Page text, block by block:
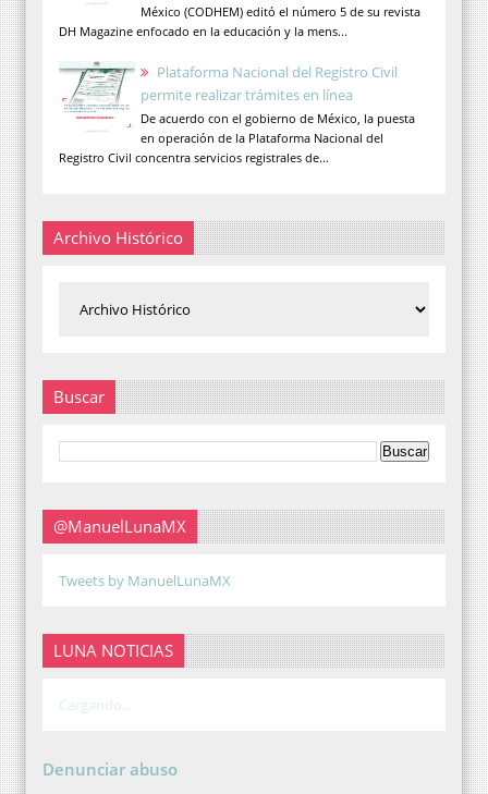
México (CODHEM) editó el número 5 de su revista
DH Magazine enfocado en la educación y la mens...
Plataforma Nacional del Registro Civil
permite realizar trámites en línea
De acuerdo con el gobierno de México, la puesta
en operación de la Plataforma Nacional del
Registro Civil concentra servicios registrales de...
Archivo Histórico
Buscar
@ManuelLunaMX
Tweets by ManuelLunaMX
LUNA NOTICIAS
Cargando...
Denunciar abuso